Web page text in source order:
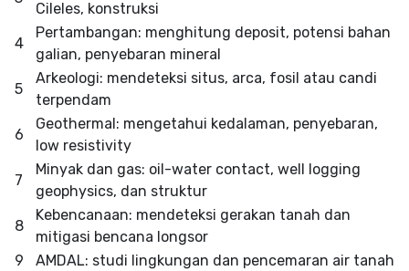
Cileles, konstruksi
4
Pertambangan: menghitung deposit, potensi bahan
galian, penyebaran mineral
5
Arkeologi: mendeteksi situs, arca, fosil atau candi
terpendam
6
Geothermal: mengetahui kedalaman, penyebaran,
low resistivity
7
Minyak dan gas: oil-water contact, well logging
geophysics, dan struktur
8
Kebencanaan: mendeteksi gerakan tanah dan
mitigasi bencana longsor
9
AMDAL: studi lingkungan dan pencemaran air tanah